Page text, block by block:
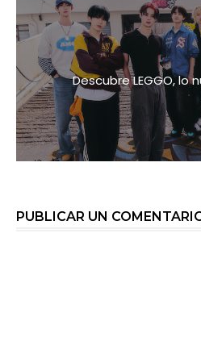
Descubre LEGGO, lo
PUBLICAR UN